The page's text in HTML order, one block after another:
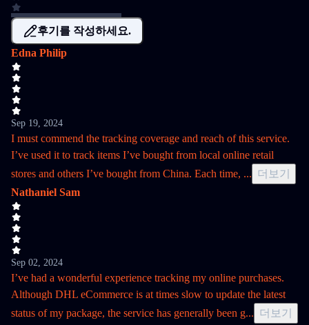
후기를 작성하세요.
Edna Philip
Sep 19, 2024
I must commend the tracking coverage and reach of this service.
I’ve used it to track items I’ve bought from local online retail
stores and others I’ve bought from China. Each time, ... 더보기
Nathaniel Sam
Sep 02, 2024
I’ve had a wonderful experience tracking my online purchases.
Although DHL eCommerce is at times slow to update the latest
status of my package, the service has generally been g... 더보기